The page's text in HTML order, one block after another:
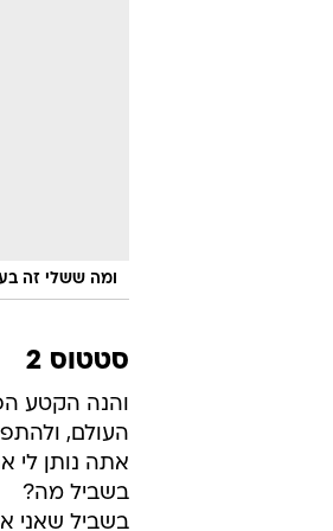
ומה ששלי זה
סטטוס 2
והנה הקטע
העולם,
אתה נותן לי
בשביל מה?
בשביל שאני